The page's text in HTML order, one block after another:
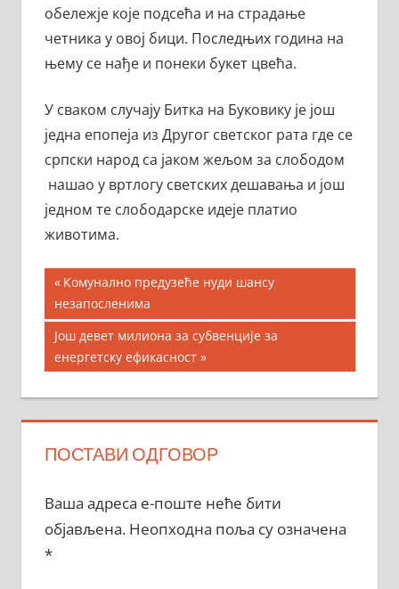
обележје које подсећа и на страдање
четника у овој бици. Последњих година на
њему се нађе и понеки букет цвећа.
У сваком случају Битка на Буковику је још
једна епопеја из Другог светског рата где се
српски народ са јаком жељом за слободом
нашао у вртлогу светских дешавања и још
једном те слободарске идеје платио
животима.
Кретање
чланка
Previous
Post:
Комунално предузеће нуди шансу
незапосленима
Next
Post:
Још девет милиона за субвенције за
енергетску ефикасност
ПОСТАВИ ОДГОВОР
Ваша адреса е-поште неће бити
објављена. Неопходна поља су означена
*